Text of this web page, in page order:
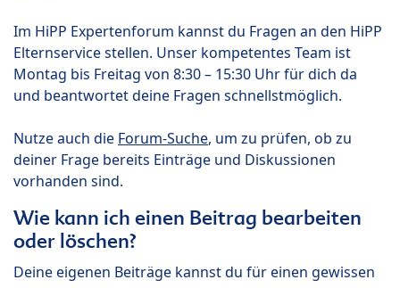
Im HiPP Expertenforum kannst du Fragen an den HiPP
Elternservice stellen. Unser kompetentes Team ist
Montag bis Freitag von 8:30 – 15:30 Uhr für dich da
und beantwortet deine Fragen schnellstmöglich.
Nutze auch die Forum-Suche, um zu prüfen, ob zu
deiner Frage bereits Einträge und Diskussionen
vorhanden sind.
Wie kann ich einen Beitrag bearbeiten
oder löschen?
Deine eigenen Beiträge kannst du für einen gewissen